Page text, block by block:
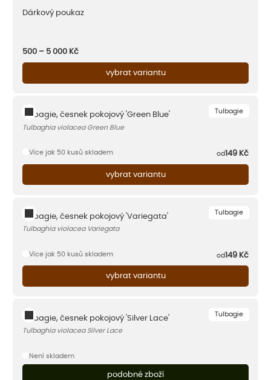
Dárkový poukaz
500 – 5 000 Kč
vybrat variantu
Tulbagie
Tulbagie, česnek pokojový 'Green Blue'
Tulbaghia violacea Green Blue
Více jak 50 kusů skladem od 149 Kč
vybrat variantu
Tulbagie
Tulbagie, česnek pokojový 'Variegata'
Tulbaghia violacea Variegata
Více jak 50 kusů skladem od149 Kč
vybrat variantu
Tulbagie
Tulbagie, česnek pokojový 'Silver Lace'
Tulbaghia violacea Silver Lace
Není skladem
podobné zboží